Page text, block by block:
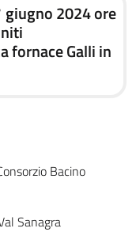
giugno 2024 ore
fornace Galli in
Bacino
Sanagra